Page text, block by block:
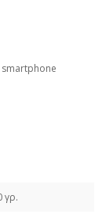
smartphone
γρ.